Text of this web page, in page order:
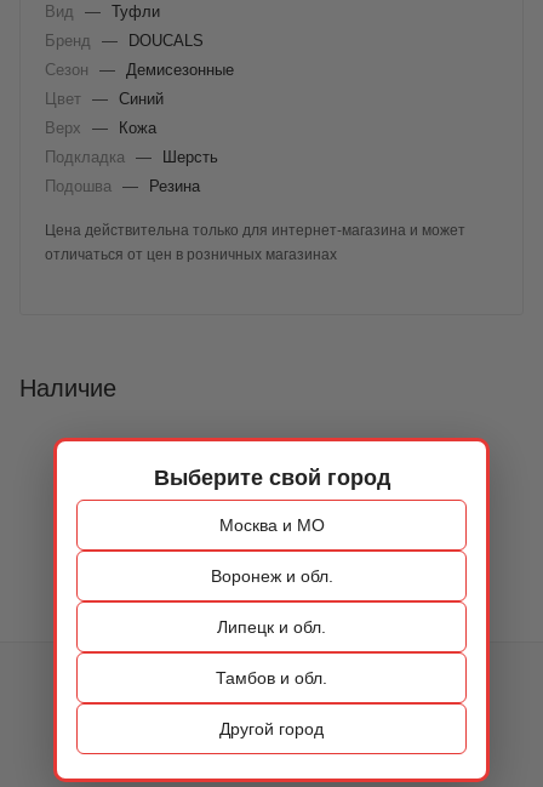
Выберите свой город
Москва и МО
Воронеж и обл.
Липецк и обл.
Тамбов и обл.
Другой город
Вид — Туфли
Бренд
—
DOUCALS
Сезон
—
Демисезонные
Цвет — Синий
Верх
—
Кожа
Подкладка
—
Шерсть
Подошва
— Резина
Цена действительна только для интернет-магазина и может
отличаться от цен в розничных магазинах
Наличие
КАТАЛОГ
ОБУВЬ
СУМКИ